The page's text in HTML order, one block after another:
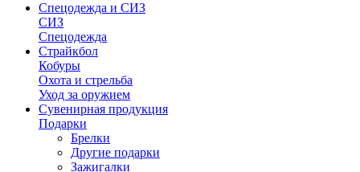
Спецодежда и СИЗ
СИЗ
Спецодежда
Страйкбол
Кобуры
Охота и стрельба
Уход за оружием
Сувенирная продукция
Подарки
Брелки
Другие подарки
Зажигалки